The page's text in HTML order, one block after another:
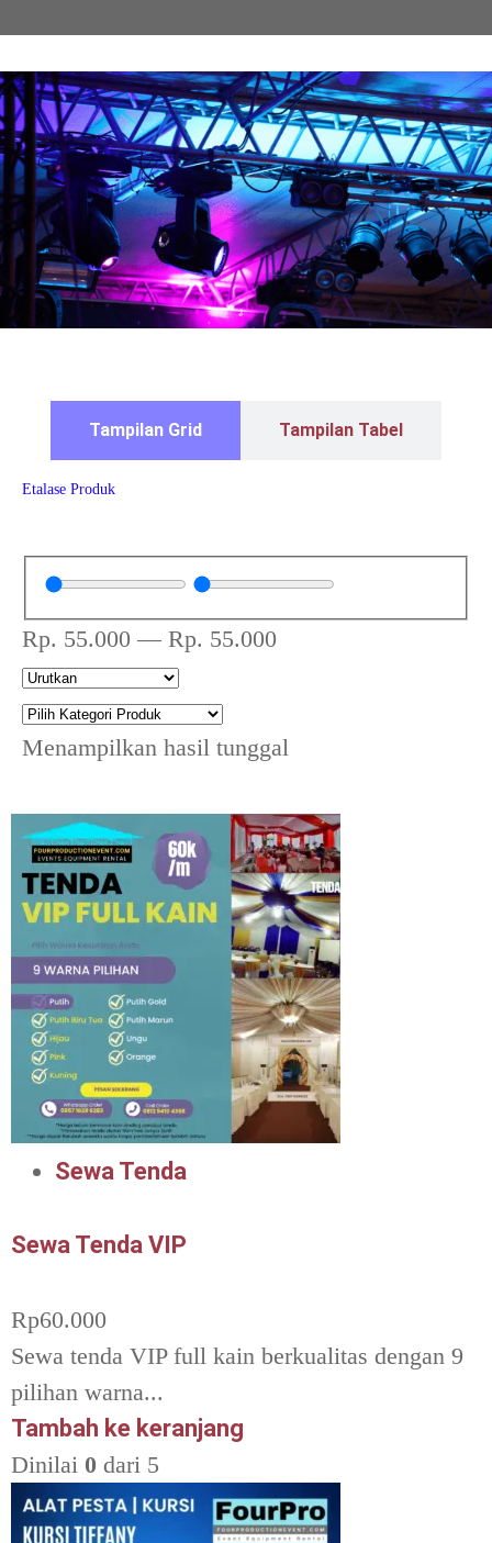
Tampilan Grid Tampilan Tabel
Etalase Produk
Rp. 55.000 — Rp. 55.000
Menampilkan hasil tunggal
Sewa Tenda
Sewa Tenda VIP
Rp60.000
Sewa tenda VIP full kain berkualitas dengan 9
pilihan warna...
Tambah ke keranjang
Dinilai 0 dari 5